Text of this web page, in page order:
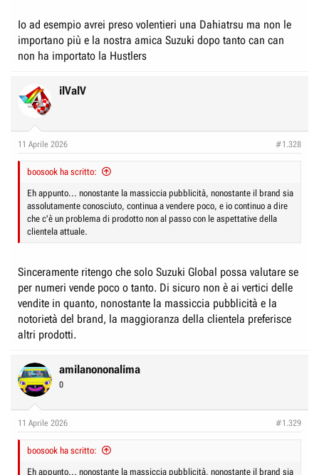
Io ad esempio avrei preso volentieri una Dahiatrsu ma non le
importano più e la nostra amica Suzuki dopo tanto can can
non ha importato la Hustlers
ilValV
11 Aprile 2026 #1.328
boosook ha scritto:
Eh appunto... nonostante la massiccia pubblicità, nonostante il brand sia
assolutamente conosciuto, continua a vendere poco, e io continuo a dire
che c'è un problema di prodotto non al passo con le aspettative della
clientela attuale.
Sinceramente ritengo che solo Suzuki Global possa valutare se
per numeri vende poco o tanto. Di sicuro non è ai vertici delle
vendite in quanto, nonostante la massiccia pubblicità e la
notorietà del brand, la maggioranza della clientela preferisce
altri prodotti.
amilanononalima
0
11 Aprile 2026 #1.329
boosook ha scritto:
Eh appunto... nonostante la massiccia pubblicità, nonostante il brand sia